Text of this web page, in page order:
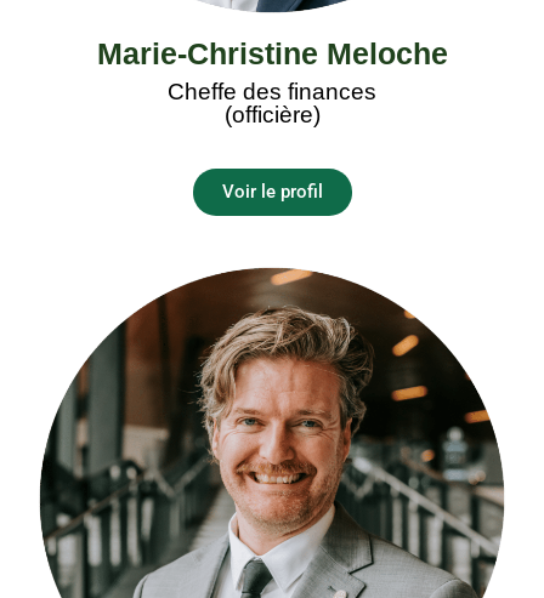
Marie-Christine Meloche
Cheffe des finances
(officière)
Voir le profil